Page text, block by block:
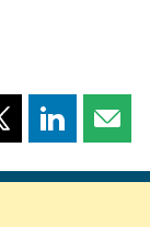
Partager
page page